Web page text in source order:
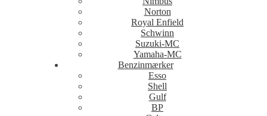
Norton
Royal Enfield
Schwinn
Suzuki-MC
Yamaha-MC
Benzinmærker
Esso
Shell
Gulf
BP